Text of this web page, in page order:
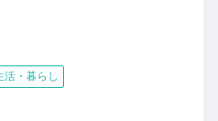
活・暮らし